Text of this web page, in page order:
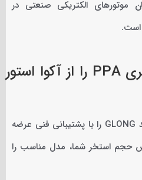
موتورهای الکتریکی صنعتی در
است.
چرا پمپ استخری سری PPA را از آکوا استور
آکوا استور محصولات اصلی برند GLONG را با پشتیبانی فنی عرضه
حجم استخر شما، مدل مناسب را